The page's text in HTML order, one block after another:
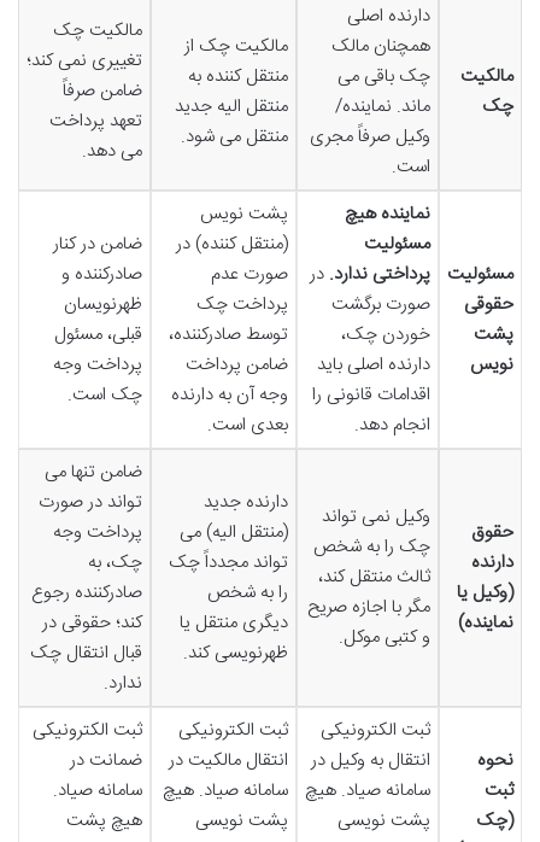
مالکیت
چک
دارنده اصلی
همچنان مالک
چک باقی می
ماند. نماینده/
وکیل صرفاً مجری
است.
مالکیت چک از
منتقل کننده به
منتقل الیه جدید
منتقل می شود.
مالکیت چک
تغییری نمی کند؛
ضامن صرفاً
تعهد پرداخت
می دهد.
مسئولیت
حقوقی
پشت
نویس
نماینده هیچ
مسئولیت
پرداختی ندارد. در
صورت برگشت
خوردن چک،
دارنده اصلی باید
اقدامات قانونی را
انجام دهد.
پشت نویس
(منتقل کننده) در
صورت عدم
پرداخت چک
توسط صادرکننده،
ضامن پرداخت
وجه آن به دارنده
بعدی است.
ضامن در کنار
صادرکننده و
ظهرنویسان
قبلی، مسئول
پرداخت وجه
چک است.
حقوق
دارنده
(وکیل یا
نماینده)
وکیل نمی تواند
چک را به شخص
ثالث منتقل کند،
مگر با اجازه صریح
و کتبی موکل.
دارنده جدید
(منتقل الیه) می
تواند مجدداً چک
را به شخص
دیگری منتقل یا
ظهرنویسی کند.
ضامن تنها می
تواند در صورت
پرداخت وجه
چک، به
صادرکننده رجوع
کند؛ حقوقی در
قبال انتقال چک
ندارد.
نحوه
ثبت
(چک
ثبت الکترونیکی
انتقال به وکیل در
سامانه صیاد. هیچ
پشت نویسی
ثبت الکترونیکی
انتقال مالکیت در
سامانه صیاد. هیچ
پشت نویسی
ثبت الکترونیکی
ضمانت در
سامانه صیاد.
هیچ پشت